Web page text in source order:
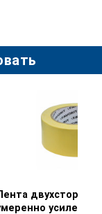
Просмотр